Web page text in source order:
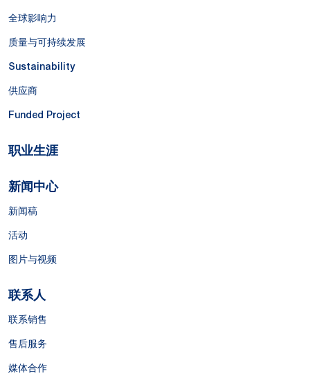
全球影响力
质量与可持续发展
Sustainability
供应商
Funded Project
职业生涯
新闻中心
新闻稿
活动
图片与视频
联系人
联系销售
售后服务
媒体合作